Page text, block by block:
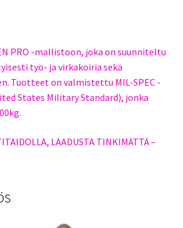
PRO -mallistoon, joka on suunniteltu
työ- ja virkakoiria sekä
Tuotteet on valmistettu MIL-SPEC -
States Military Standard), jonka
LAADUSTA TINKIMÄTTÄ –